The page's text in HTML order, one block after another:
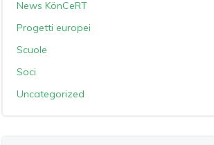
News KönCeRT
Progetti europei
Scuole
Soci
Uncategorized